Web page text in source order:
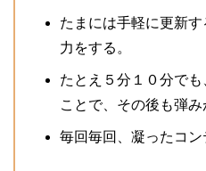
たまには手軽に更新
力をする。
たとえ５分１０分で
ことで、その後も弾み
毎回毎回、凝ったコン